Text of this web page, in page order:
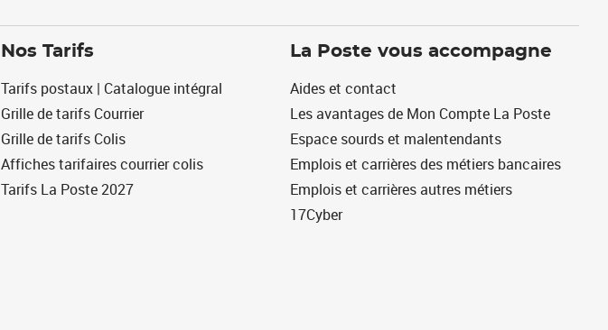
Nos Tarifs
Tarifs postaux | Catalogue intégral
Grille de tarifs Courrier
Grille de tarifs Colis
Affiches tarifaires courrier colis
Tarifs La Poste 2027
La Poste vous accompagne
Aides et contact
Les avantages de Mon Compte La Poste
Espace sourds et malentendants
Emplois et carrières des métiers bancaires
Emplois et carrières autres métiers
17Cyber